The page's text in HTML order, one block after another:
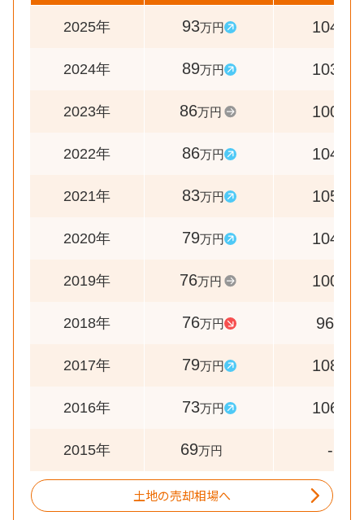
2025年 93万円 104
2024年 89万円 103
2023年 86万円 100
2022年 86万円 104
2021年 83万円 105
2020年 79万円 104
2019年 76万円 100
2018年 76万円 96
2017年 79万円 108
2016年 73万円 106
2015年 69万円 -
土地の売却相場へ